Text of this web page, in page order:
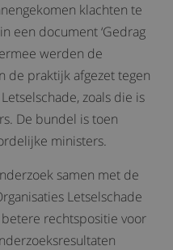
klachten te
een document ‘Gedrag
werden de
de praktijk afgezet tegen
zoals die is
De bundel is toen
ministers.
samen met de
Letselschade
betere rechtspositie voor